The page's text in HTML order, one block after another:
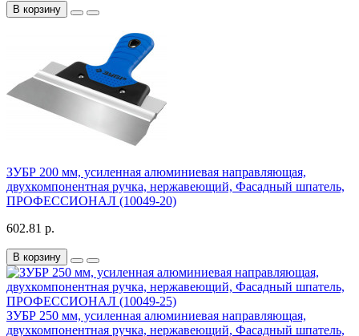
В корзину
ЗУБР 200 мм, усиленная алюминиевая направляющая,
двухкомпонентная ручка, нержавеющий, Фасадный шпатель,
ПРОФЕССИОНАЛ (10049-20)
602.81 р.
В корзину
ЗУБР 250 мм, усиленная алюминиевая направляющая,
двухкомпонентная ручка, нержавеющий, Фасадный шпатель,